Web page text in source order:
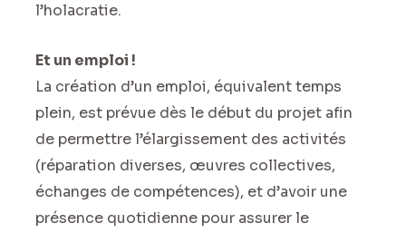
l’holacratie.
Et un emploi !
La création d’un emploi, équivalent temps
plein, est prévue dès le début du projet afin
de permettre l’élargissement des activités
(réparation diverses, œuvres collectives,
échanges de compétences), et d’avoir une
présence quotidienne pour assurer le